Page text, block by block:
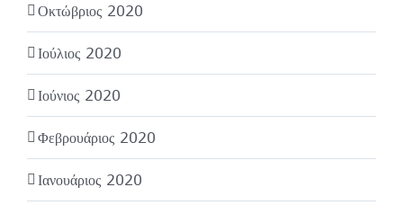
Οκτώβριος 2020
Ιούλιος 2020
Ιούνιος 2020
Φεβρουάριος 2020
Ιανουάριος 2020